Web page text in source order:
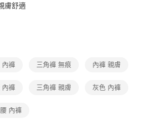
含以上)免運費
含以上)免運費
膚舒適
內褲 三角褲 無痕 內褲 親膚
內褲 三角褲 親膚 灰色 內褲
內褲